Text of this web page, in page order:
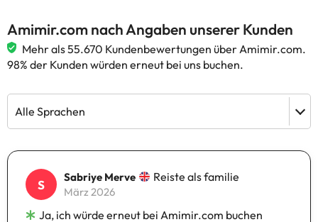
Amimir.com nach Angaben unserer Kunden
Mehr als 55.670 Kundenbewertungen über Amimir.com.
98% der Kunden würden erneut bei uns buchen.